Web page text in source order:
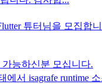
튜터님을 모집합
능하신분 모십니다.
서 isagrafe runtime